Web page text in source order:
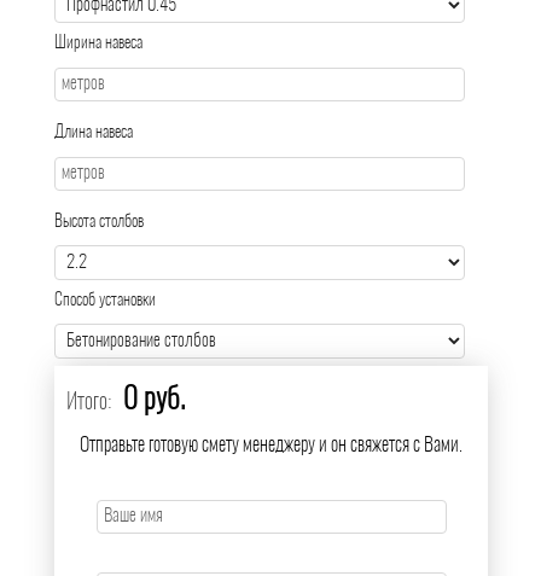
Ширина навеса
Длина навеса
Высота столбов
Способ установки
Итого: 0 руб.
Отправьте готовую смету менеджеру и он свяжется с Вами.